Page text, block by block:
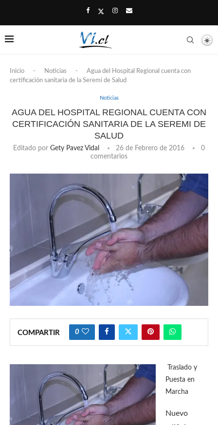
Inicio - Noticias -
Agua del Hospital Regional cuenta con
certificación sanitaria de la Seremi de Salud
Noticias
AGUA DEL HOSPITAL REGIONAL CUENTA CON
CERTIFICACIÓN SANITARIA DE LA SEREMI DE
SALUD
Editado por Gety Pavez Vidal 26 de Febrero de 2016
0
comentarios
COMPARTIR 0
Traslado y
Puesta en
Marcha
Nuevo